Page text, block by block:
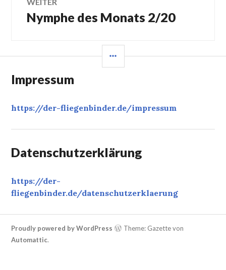
Nächster
Beitrag:
Nymphe des Monats 2/20
Impressum
https://der-fliegenbinder.de/impressum
Datenschutzerklärung
https://der-
fliegenbinder.de/datenschutzerklaerung
Proudly powered by WordPress
Theme: Gazette von
Automattic.